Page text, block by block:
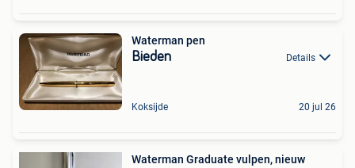
Waterman pen
Bieden Details
Koksijde 20 jul 26
Waterman Graduate vulpen, nieuw